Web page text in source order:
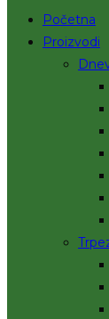
Početna
Proizvodi